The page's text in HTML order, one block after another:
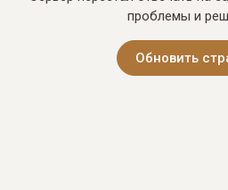
проблемы и
Обновить